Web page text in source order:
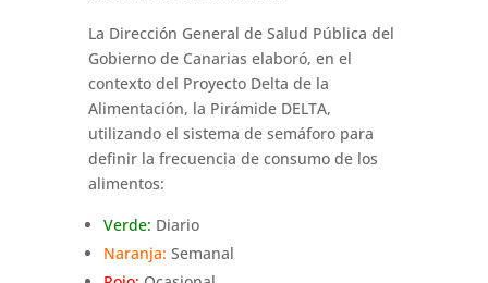
La Dirección General de Salud Pública del
Gobierno de Canarias elaboró, en el
contexto del Proyecto Delta de la
Alimentación, la Pirámide DELTA,
utilizando el sistema de semáforo para
definir la frecuencia de consumo de los
alimentos:
Verde: Diario
Naranja: Semanal